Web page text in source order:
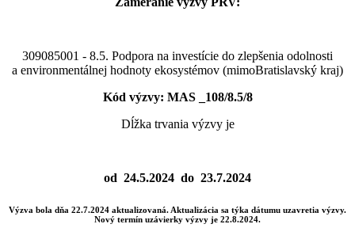
309085001 - 8.5. Podpora na investície do zlepšenia odolnosti
a environmentálnej hodnoty ekosystémov (mimoBratislavský kraj)
Kód výzvy: MAS _108/8.5/8
Dĺžka trvania výzvy je
od 24.5.2024 do 23.7.2024
Výzva bola dňa 22.7.2024 aktualizovaná. Aktualizácia sa týka dátumu uzavretia výzvy.
Nový termín uzávierky výzvy je 22.8.2024.